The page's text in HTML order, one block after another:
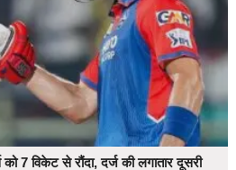
7 विकेट से रौंदा, दर्ज की लगातार दूसरी